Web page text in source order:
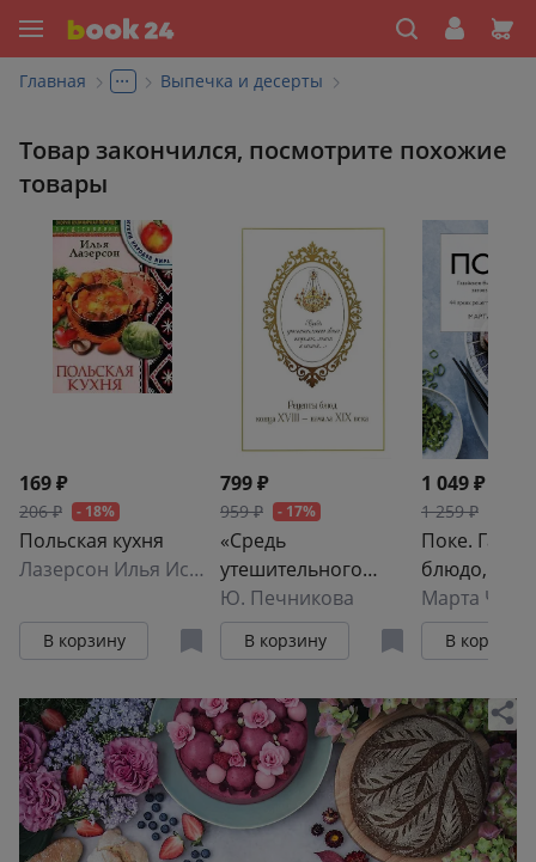
Главная ... Выпечка и десерты
Товар закончился, посмотрите похожие
товары
169 ₽
206 ₽ - 18%
Польская кухня
Лазерсон Илья Исаакович
В корзину
799 ₽
959 ₽ - 17%
«Средь
утешительного
звона тарелок,
ложек и ножей...».
Рецепты блюд
начала XIX века
Ю. Печникова
В корзину
1 049 ₽
1 259 ₽
Поке.
блюдо,
завоевало
ярких
и закусок
Марта Ченг
В корзину